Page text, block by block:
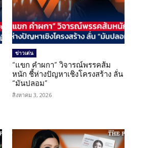
ข่าวเด่น
“แขก คำผกา” วิจารณ์พรรคส้ม
หนัก ชี้ห่างปัญหาเชิงโครงสร้าง ลั่น
“มันปลอม”
สิงหาคม 3, 2026